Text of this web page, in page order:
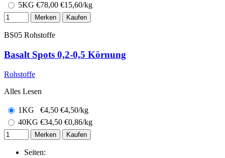
5KG €78,00 €15,60/kg
Merken Kaufen
BS05 Rohstoffe
Basalt Spots 0,2-0,5 Körnung
Rohstoffe
Alles Lesen
1KG €4,50 €4,50/kg
40KG €34,50 €0,86/kg
Merken Kaufen
Seiten: